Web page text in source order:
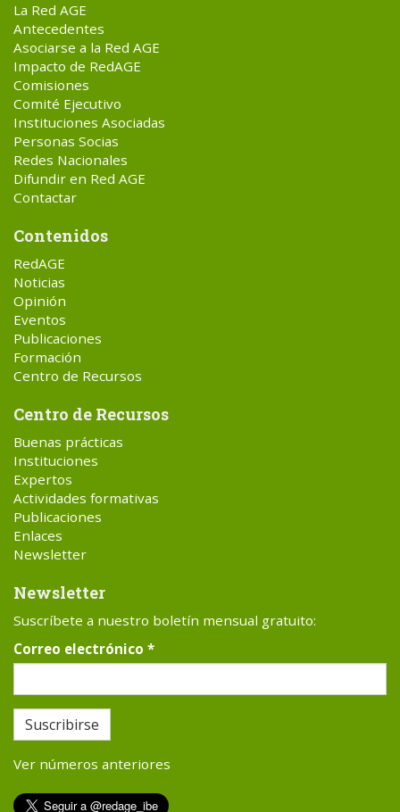
La Red AGE
Antecedentes
Asociarse a la Red AGE
Impacto de RedAGE
Comisiones
Comité Ejecutivo
Instituciones Asociadas
Personas Socias
Redes Nacionales
Difundir en Red AGE
Contactar
Contenidos
RedAGE
Noticias
Opinión
Eventos
Publicaciones
Formación
Centro de Recursos
Centro de Recursos
Buenas prácticas
Instituciones
Expertos
Actividades formativas
Publicaciones
Enlaces
Newsletter
Newsletter
Suscríbete a nuestro boletín mensual gratuito:
Correo electrónico *
Suscribirse
Ver números anteriores